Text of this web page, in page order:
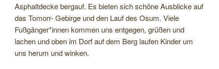
Asphaltdecke bergauf. Es bieten sich schöne Ausblicke auf
das Tomorr- Gebirge und den Lauf des Osum. Viele
Fußgänger*innen kommen uns entgegen, grüßen und
lachen und oben im Dorf auf dem Berg laufen Kinder um
uns herum und winken.